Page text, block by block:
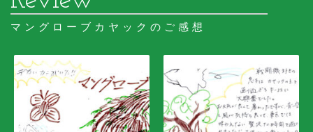
マングローブカヤックのご感想